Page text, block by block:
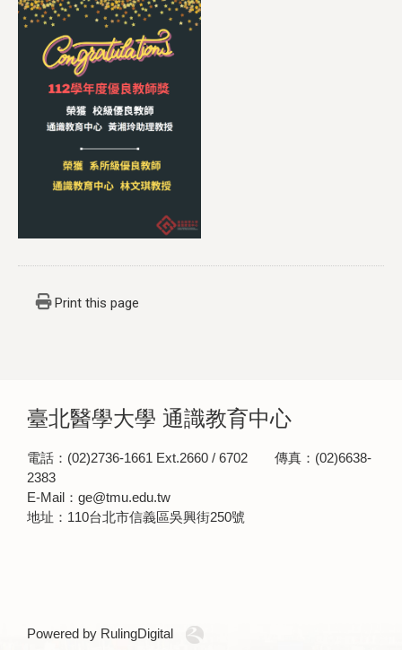
Print this page
臺北醫學大學 通識教育中心
電話：(02)2736-1661 Ext.2660 / 6702 傳真：(02)6638-
2383
E-Mail：ge@tmu.edu.tw
地址：110台北市信義區吳興街250號
Powered by RulingDigital